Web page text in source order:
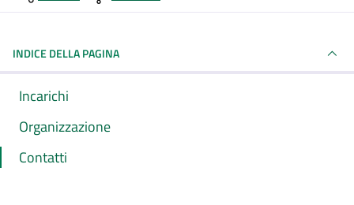
INDICE DELLA PAGINA
Incarichi
Organizzazione
Contatti